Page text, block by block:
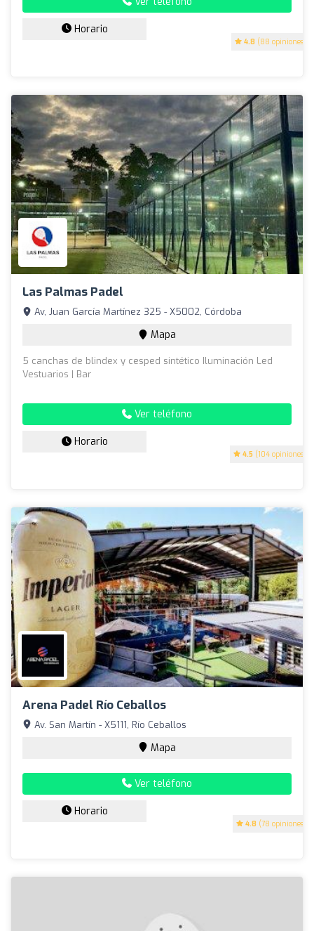
4.8 (88 opiniones)
Horario
Las Palmas Padel
4.5 (104 opiniones)
Av, Juan García Martínez 325 - X5002, Córdoba
Mapa
5 canchas de blindex y cesped sintético Iluminación Led
Vestuarios | Bar
Ver teléfono
Horario
Arena Padel Río Ceballos
4.8 (78 opiniones)
Av. San Martín - X5111, Río Ceballos
Mapa
Ver teléfono
Horario